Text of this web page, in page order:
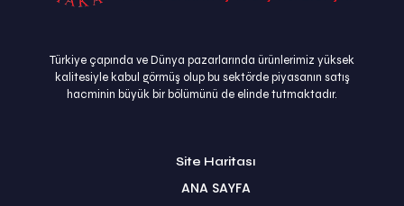
Türkiye çapında ve Dünya pazarlarında ürünlerimiz yüksek
kalitesiyle kabul görmüş olup bu sektörde piyasanın satış
hacminin büyük bir bölümünü de elinde tutmaktadır.
Site Haritası
ANA SAYFA